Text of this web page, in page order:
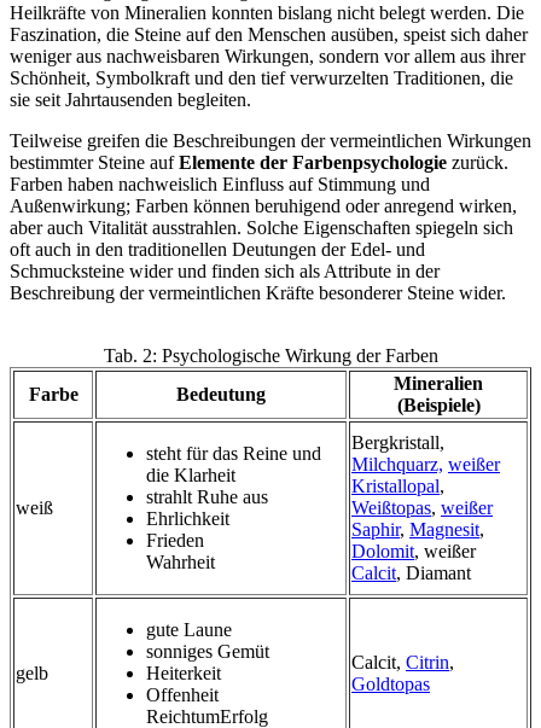
Heilkräfte von Mineralien konnten bislang nicht belegt werden. Die
Faszination, die Steine auf den Menschen ausüben, speist sich daher
weniger aus nachweisbaren Wirkungen, sondern vor allem aus ihrer
Schönheit, Symbolkraft und den tief verwurzelten Traditionen, die
sie seit Jahrtausenden begleiten.
Teilweise greifen die Beschreibungen der vermeintlichen Wirkungen
bestimmter Steine aufElemente der Farbenpsychologie zurück.
Farben haben nachweislich Einfluss auf Stimmung und
Außenwirkung; Farben können beruhigend oder anregend wirken,
aber auch Vitalität ausstrahlen. Solche Eigenschaften spiegeln sich
oft auch in den traditionellen Deutungen der Edel- und
Schmucksteine wider und finden sich als Attribute in der
Beschreibung der vermeintlichen Kräfte besonderer Steine wider.
Tab. 2: Psychologische Wirkung der Farben
Farbe
Bedeutung
Mineralien
(Beispiele)
weiß
steht für das Reine und
die Klarheit
strahlt Ruhe aus
Ehrlichkeit
Frieden
Wahrheit
Bergkristall,
Milchquarz, weißer
Kristallopal,
Weißtopas, weißer
Saphir, Magnesit,
Dolomit, weißer
Calcit, Diamant
gelb
gute Laune
sonniges Gemüt
Heiterkeit
Offenheit
ReichtumErfolg
Calcit, Citrin,
Goldtopas